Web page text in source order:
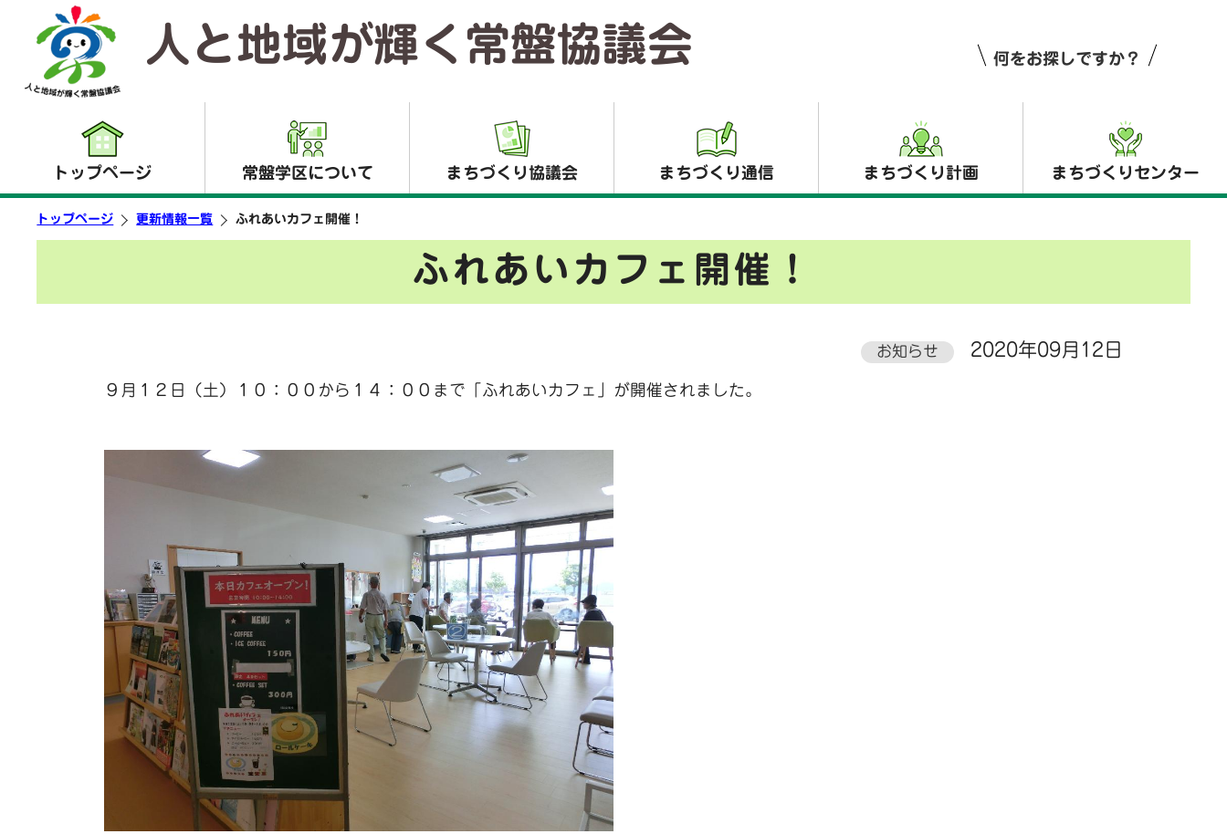
人と地域が輝く常盤協議会 何をお探しですか？
トップページ 常盤学区について まちづくり協議会 まちづくり通信 まちづくり計画 まちづくりセンター
トップページ 更新情報一覧 ふれあいカフェ開催！
ふれあいカフェ開催！
お知らせ 2020年09月12日
９月１２日（土）１０：００から１４：００まで「ふれあいカフェ」が開催されました。